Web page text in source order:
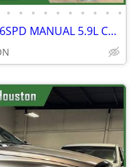
• • • • • • • • • •
2004 DODGE RAM 2500 SLT 4X4 6SPD MANUAL 5.9L CUMMINS DIESEL